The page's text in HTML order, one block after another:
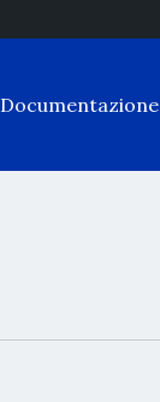
Documentazione